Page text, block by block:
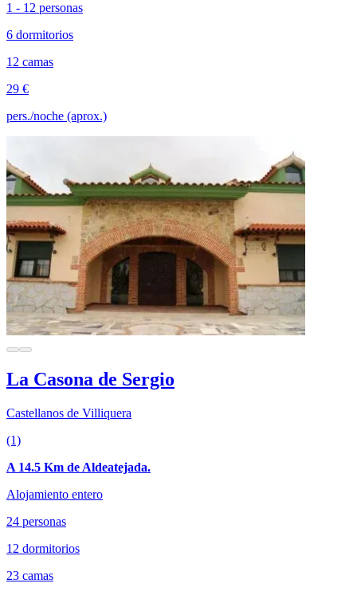
1 - 12 personas
6 dormitorios
12 camas
29 €
pers./noche (aprox.)
La Casona de Sergio
Castellanos de Villiquera
(1)
A 14.5 Km de Aldeatejada.
Alojamiento entero
24 personas
12 dormitorios
23 camas